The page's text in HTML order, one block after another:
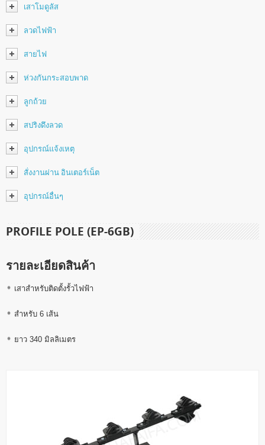
เสาโมดูลัส
ลวดไฟฟ้า
สายไฟ
ห่วงกันกระสอบพาด
ลูกถ้วย
สปริงดึงลวด
อุปกรณ์แจ้งเหตุ
สั่งงานผ่าน อินเตอร์เน็ต
อุปกรณ์อื่นๆ
PROFILE POLE (EP-6GB)
รายละเอียดสินค้า
เสาสำหรับติดตั้งรั้วไฟฟ้า
สำหรับ 6 เส้น
ยาว 340 มิลลิเมตร